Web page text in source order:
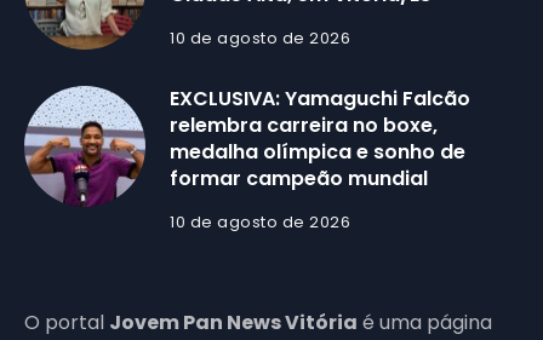
10 de agosto de 2026
EXCLUSIVA: Yamaguchi Falcão
relembra carreira no boxe,
medalha olímpica e sonho de
formar campeão mundial
10 de agosto de 2026
O portal Jovem Pan News Vitória é uma página